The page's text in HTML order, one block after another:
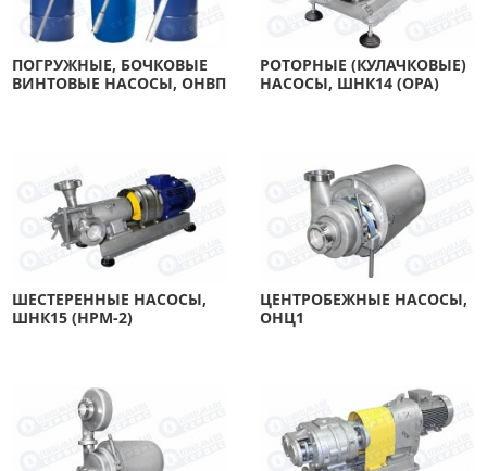
ПОГРУЖНЫЕ, БОЧКОВЫЕ
ВИНТОВЫЕ НАСОСЫ, ОНВП
РОТОРНЫЕ (КУЛАЧКОВЫЕ)
НАСОСЫ, ШНК14 (ОРА)
ШЕСТЕРЕННЫЕ НАСОСЫ,
ШНК15 (НРМ-2)
ЦЕНТРОБЕЖНЫЕ НАСОСЫ,
ОНЦ1